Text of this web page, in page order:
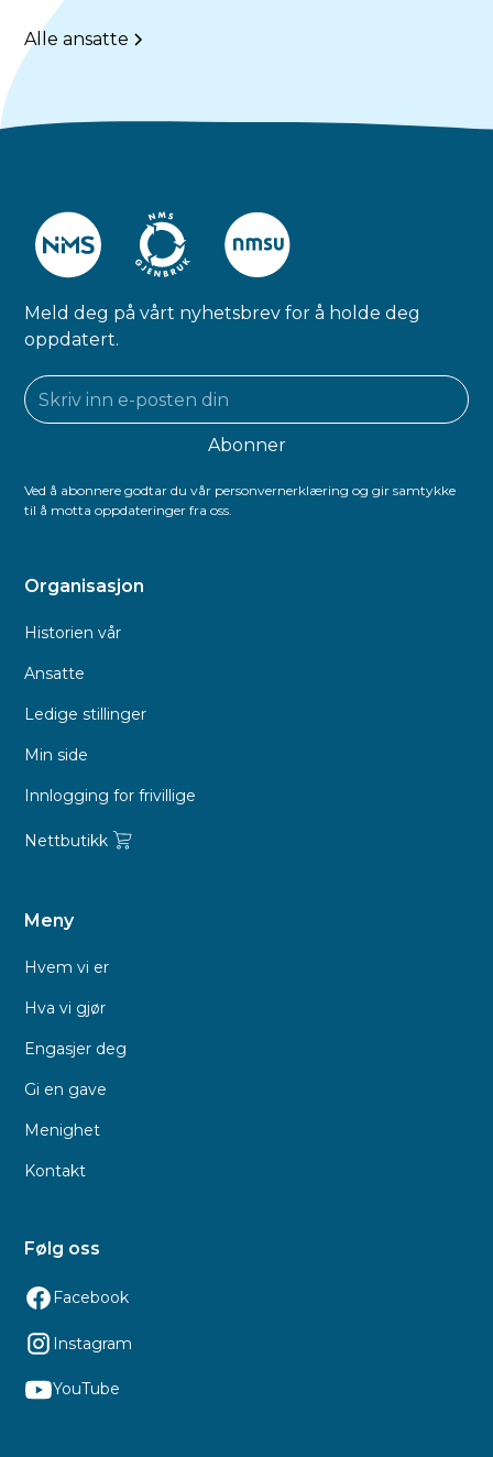
Alle ansatte
Meld deg på vårt nyhetsbrev for å holde deg
oppdatert.
Ved å abonnere godtar du vår personvernerklæring og gir samtykke
til å motta oppdateringer fra oss.
Organisasjon
Historien vår
Ansatte
Ledige stillinger
Min side
Innlogging for frivillige
Nettbutikk
Meny
Hvem vi er
Hva vi gjør
Engasjer deg
Gi en gave
Menighet
Kontakt
Følg oss
Facebook
Instagram
YouTube